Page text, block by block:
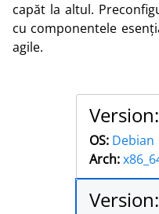
capăt la altul.
cu componentele
agile.
OS: Debian
Arch: